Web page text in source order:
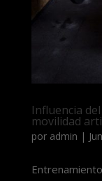
Influencia
movilidad
por admin |